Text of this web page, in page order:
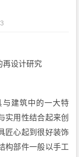
再设计研究
建筑中的一大特
实用性结合起来创
匠心起到很好装饰
构部件一般以手工